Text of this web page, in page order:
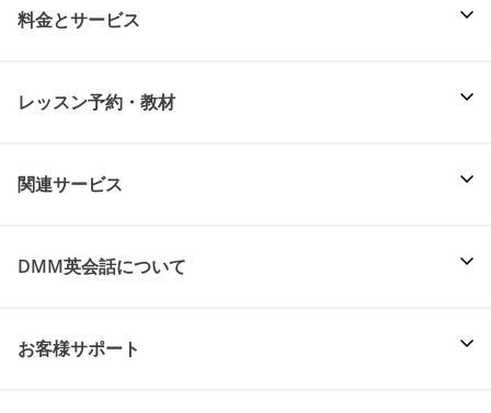
料金とサービス
レッスン予約・教材
関連サービス
DMM英会話について
お客様サポート